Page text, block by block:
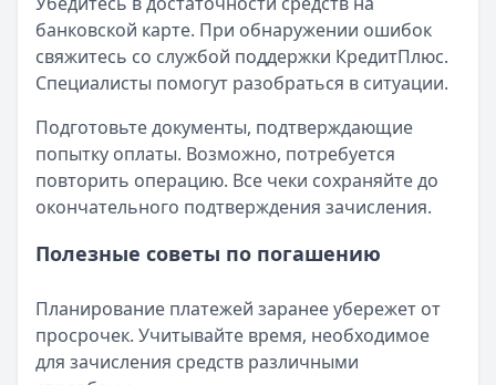
банковской карте. При обнаружении ошибок
свяжитесь со службой поддержки КредитПлюс.
Специалисты помогут разобраться в ситуации.
Подготовьте документы, подтверждающие
попытку оплаты. Возможно, потребуется
повторить операцию. Все чеки сохраняйте до
окончательного подтверждения зачисления.
Полезные советы по погашению
Планирование платежей заранее убережет от
просрочек. Учитывайте время, необходимое
для зачисления средств различными